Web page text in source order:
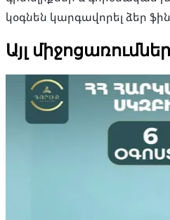
կօգնեն կարգավորել ձեր
Այլ միջոցառումներ